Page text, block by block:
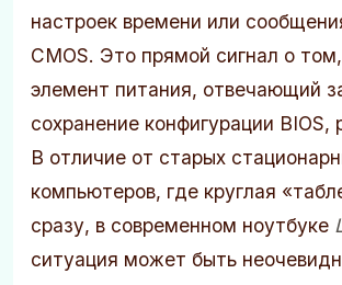
настроек времени или
CMOS. Это прямой сигнал о
элемент питания, отвечающий
сохранение конфигурации BIOS,
В отличие от старых
компьютеров, где круглая
сразу, в современном ноутбуке
ситуация может быть